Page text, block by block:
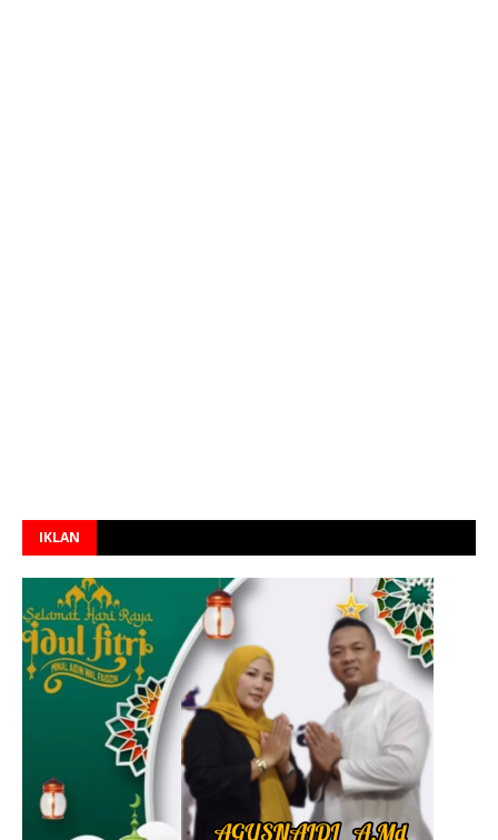
IKLAN